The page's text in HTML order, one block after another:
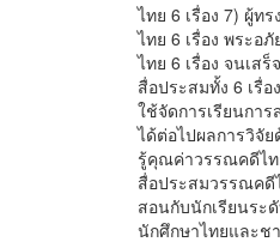
ไทย 6 เรื่อง 7) ผู้
ไทย 6 เรื่อง พระ
ไทย 6 เรื่อง จนเส
สื่อประสมทั้ง 6 เรื่
ใช้จัดการเรียนกา
ได้ต่อไปผลการวิจั
รู้คุณค่าวรรณคดีไ
สื่อประสมวรรณคดี
สอนกับนักเรียนระ
นักศึกษาไทยและช